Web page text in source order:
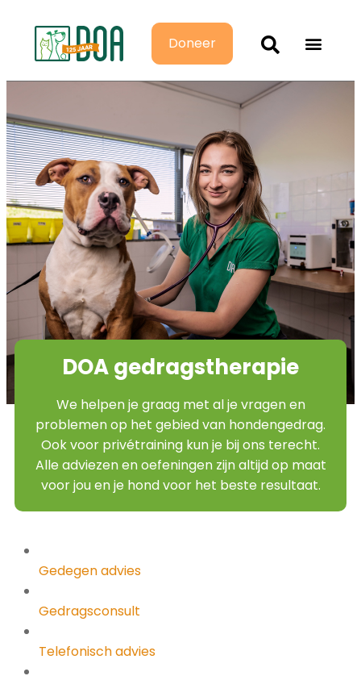
Doneer
DOA gedragstherapie
We helpen je graag met al je vragen en
problemen op het gebied van hondengedrag.
Ook voor privétraining kun je bij ons terecht.
Alle adviezen en oefeningen zijn altijd op maat
voor jou en je hond voor het beste resultaat.
Gedegen advies
Gedragsconsult
Telefonisch advies